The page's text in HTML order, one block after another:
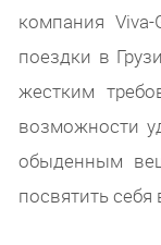
компания
поездки в
жестким
возможности
обыденным
посвятить